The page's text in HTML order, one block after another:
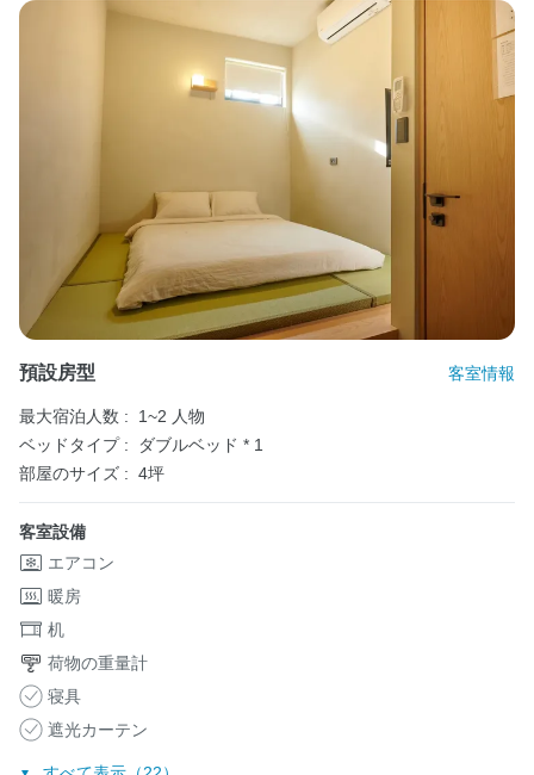
預設房型 客室情報
最大宿泊人数 :
1~2 人物
ベッドタイプ :
ダブルベッド * 1
部屋のサイズ : 4坪
客室設備
エアコン
暖房
机
荷物の重量計
寝具
遮光カーテン